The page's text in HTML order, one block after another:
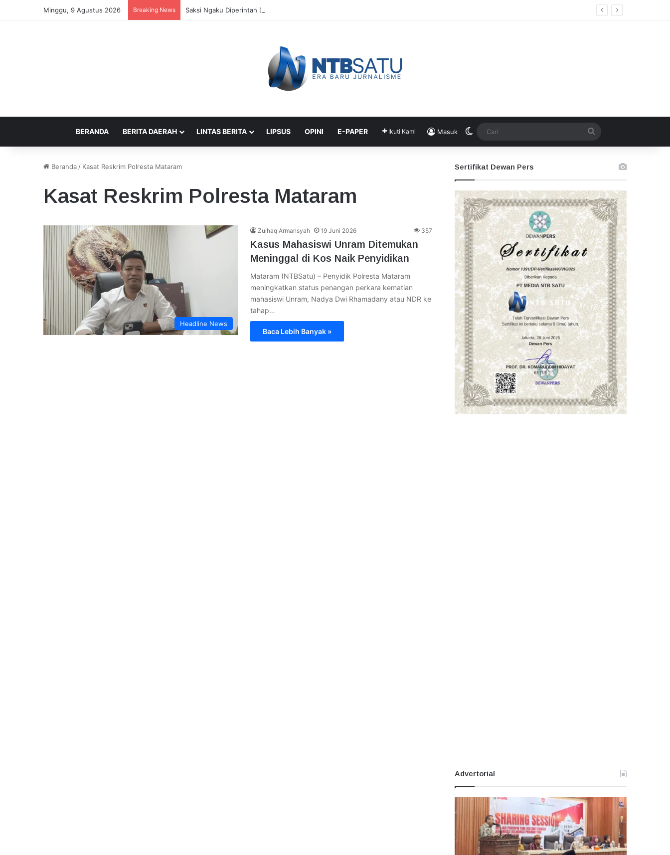
Minggu, 9 Agustus 2026 Breaking News Saksi Ngaku Diperintah Didik Titip Koper Berat dan HP Mati ke Pegawai Bank
BERANDA BERITA DAERAH LINTAS BERITA LIPSUS OPINI E-PAPER Ikuti Kami Masuk Switch skin
Beranda / Kasat Reskrim Polresta Mataram
Kasat Reskrim Polresta Mataram
Headline News
Zulhaq Armansyah 19 Juni 2026 357
Kasus Mahasiswi Unram Ditemukan
Meninggal di Kos Naik Penyidikan
Mataram (NTBSatu) – Penyidik Polresta Mataram
meningkatkan status penangan perkara kematian
mahasiswi Unram, Nadya Dwi Rhamadany atau NDR ke
tahap…
Baca Lebih Banyak »
Sertifikat Dewan Pers
Advertorial